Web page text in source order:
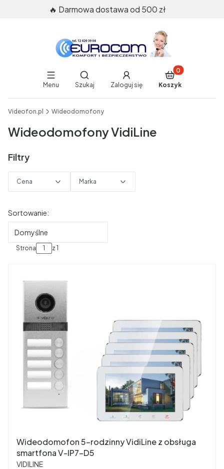
🔥 Darmowa dostawa od 500 zł
Menu
Otwórz wyszukiwarkę
Szukaj Zaloguj się
Produkty w
Koszyk
Videofon.pl Wideodomofony
Wideodomofony VidiLine
Filtry
Cena Marka
Lista produktów
Sortowanie:
Domyślne
Strona z 1
Wideodomofon 5-rodzinny VidiLine z obsługa
smartfona V-IP7-D5
PRODUCENT
VIDILINE